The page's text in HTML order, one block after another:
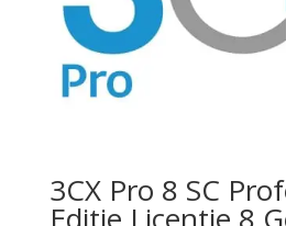
3CX Pro 8 SC